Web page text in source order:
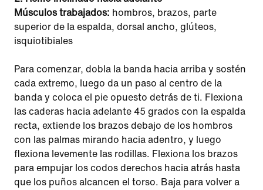
Músculos trabajados: hombros, brazos, parte
superior de la espalda, dorsal ancho, glúteos,
isquiotibiales
Para comenzar, dobla la banda hacia arriba y sostén
cada extremo, luego da un paso al centro de la
banda y coloca el pie opuesto detrás de ti. Flexiona
las caderas hacia adelante 45 grados con la espalda
recta, extiende los brazos debajo de los hombros
con las palmas mirando hacia adentro, y luego
flexiona levemente las rodillas. Flexiona los brazos
para empujar los codos derechos hacia atrás hasta
que los puños alcancen el torso. Baja para volver a